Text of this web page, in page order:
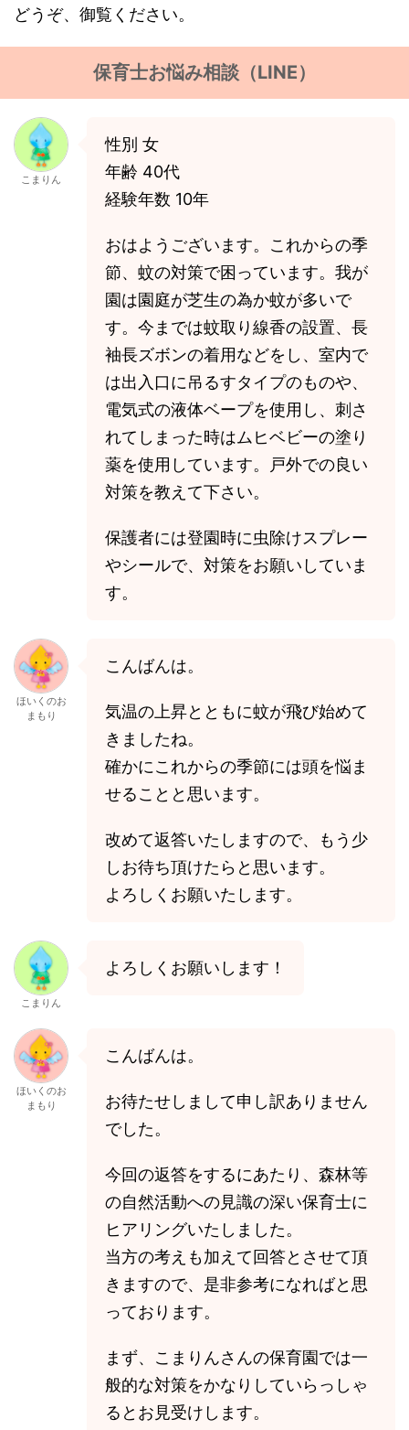
どうぞ、御覧ください。
保育士お悩み相談（LINE）
こまりん
性別 女
年齢 40代
経験年数 10年
おはようございます。これからの季
節、蚊の対策で困っています。我が
園は園庭が芝生の為か蚊が多いで
す。今までは蚊取り線香の設置、長
袖長ズボンの着用などをし、室内で
は出入口に吊るすタイプのものや、
電気式の液体ベープを使用し、刺さ
れてしまった時はムヒベビーの塗り
薬を使用しています。戸外での良い
対策を教えて下さい。
保護者には登園時に虫除けスプレー
やシールで、対策をお願いしていま
す。
ほいくのお
まもり
こんばんは。
気温の上昇とともに蚊が飛び始めて
きましたね。
確かにこれからの季節には頭を悩ま
せることと思います。
改めて返答いたしますので、もう少
しお待ち頂けたらと思います。
よろしくお願いたします。
こまりん
よろしくお願いします！
ほいくのお
まもり
こんばんは。
お待たせしまして申し訳ありません
でした。
今回の返答をするにあたり、森林等
の自然活動への見識の深い保育士に
ヒアリングいたしました。
当方の考えも加えて回答とさせて頂
きますので、是非参考になればと思
っております。
まず、こまりんさんの保育園では一
般的な対策をかなりしていらっしゃ
るとお見受けします。